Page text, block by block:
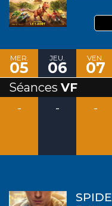
MER.
05
JEU.
06
VEN.
07
Séances VF
-
- -